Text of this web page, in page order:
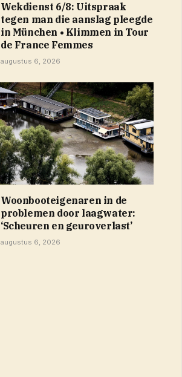
Wekdienst 6/8: Uitspraak
tegen man die aanslag pleegde
in München • Klimmen in Tour
de France Femmes
augustus 6, 2026
Woonbooteigenaren in de
problemen door laagwater:
‘Scheuren en geuroverlast’
augustus 6, 2026